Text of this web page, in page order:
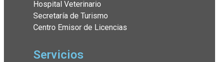
Hospital Veterinario
Secretaría de Turismo
Centro Emisor de Licencias
Servicios